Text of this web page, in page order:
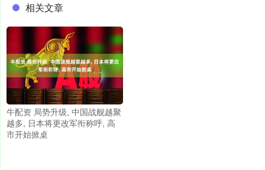
相关文章
牛配资 局势升级, 中国战舰越聚
越多, 日本将更改军衔称呼, 高
市开始掀桌